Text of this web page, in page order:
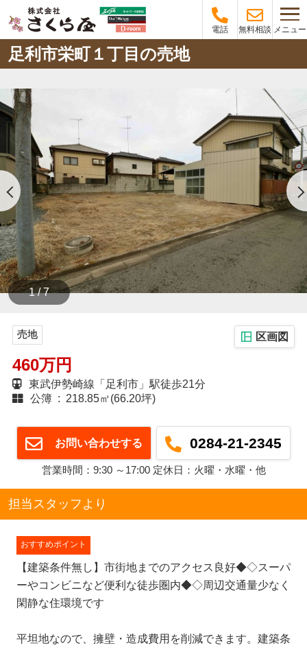
電話 無料相談 メニュー
足利市栄町１丁目の売地
1 / 7
売地 区画図
460万円
東武伊勢崎線「足利市」駅徒歩21分
公簿 : 218.85㎡(66.20坪)
お問い合わせする 0284-21-2345
営業時間：9:30 ～17:00 定休日：火曜・水曜・他
担当スタッフより
おすすめポイント
【建築条件無し】市街地までのアクセス良好◆◇スーパ
ーやコンビニなど便利な徒歩圏内◆◇周辺交通量少なく
閑静な住環境です
平坦地なので、擁壁・造成費用を削減できます。建築条